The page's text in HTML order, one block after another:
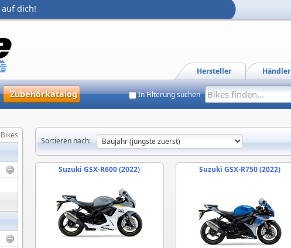
auf dich!
Händler
Hersteller
Zubehörkatalog In Filterung suchen
Bikes
Sortieren nach:
Suzuki GSX-R600 (2022) Suzuki GSX-R750 (2022)